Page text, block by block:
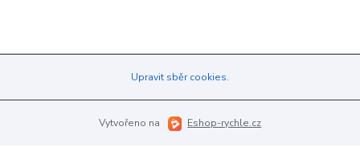
Upravit sběr cookies.
Vytvořeno na Eshop-rychle.cz